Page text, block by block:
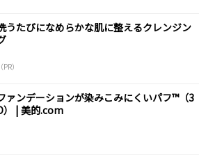
うたびになめらかな肌に整えるクレンジン
（PR）
ァンデーションが染みこみにくいパフ™（3
） | 美的.com